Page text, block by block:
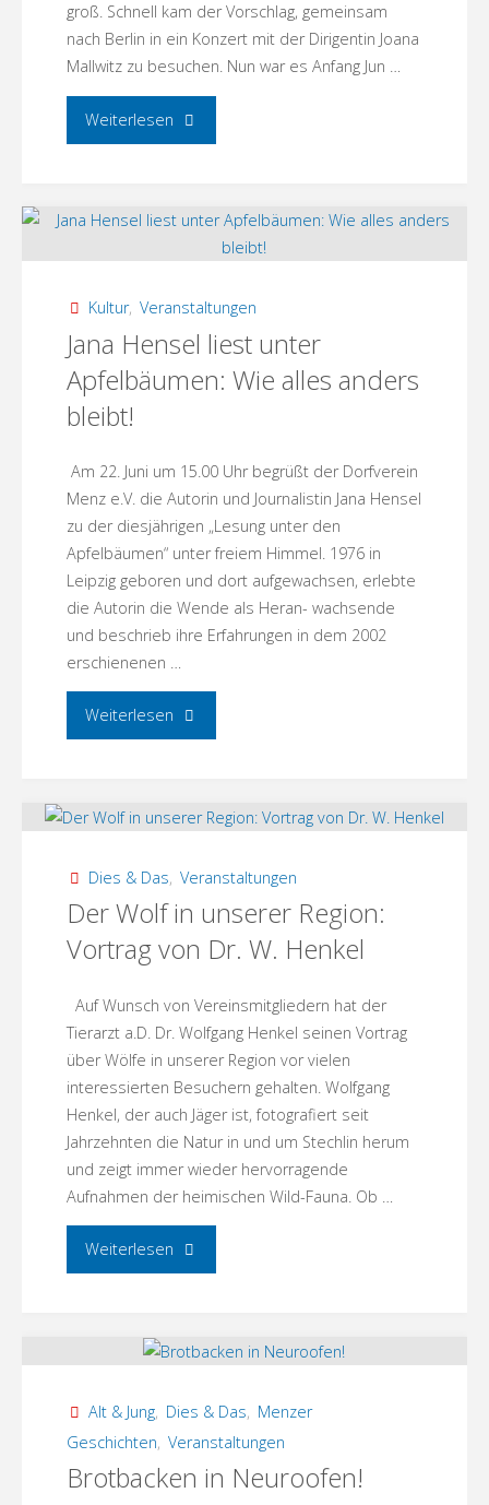
groß. Schnell kam der Vorschlag, gemeinsam
nach Berlin in ein Konzert mit der Dirigentin Joana
Mallwitz zu besuchen. Nun war es Anfang Jun …
Weiterlesen "Dorfverein
Berliner
Konzerthaus
–
Dirigentin
Kultur, Veranstaltungen
Jana Hensel liest unter
Apfelbäumen: Wie alles anders
bleibt!
Am 22. Juni um 15.00 Uhr begrüßt der Dorfverein
Menz e.V. die Autorin und Journalistin Jana Hensel
zu der diesjährigen „Lesung unter den
Apfelbäumen“ unter freiem Himmel. 1976 in
Leipzig geboren und dort aufgewachsen, erlebte
die Autorin die Wende als Heran- wachsende
und beschrieb ihre Erfahrungen in dem 2002
erschienenen …
Weiterlesen "Jana
Apfelbäumen:
Wie
alles
anders
bleibt!"
Dies & Das, Veranstaltungen
Der Wolf in unserer Region:
Vortrag von Dr. W. Henkel
Auf Wunsch von Vereinsmitgliedern hat der
Tierarzt a.D. Dr. Wolfgang Henkel seinen Vortrag
über Wölfe in unserer Region vor vielen
interessierten Besuchern gehalten. Wolfgang
Henkel, der auch Jäger ist, fotografiert seit
Jahrzehnten die Natur in und um Stechlin herum
und zeigt immer wieder hervorragende
Aufnahmen der heimischen Wild-Fauna. Ob …
Weiterlesen "Der
Region:
Vortrag
Alt & Jung, Dies & Das, Menzer
Geschichten, Veranstaltungen
Brotbacken in Neuroofen!